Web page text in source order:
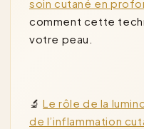
soin cutané en
comment cette
votre peau.
🔬Le rôle de la
de l’inflammation